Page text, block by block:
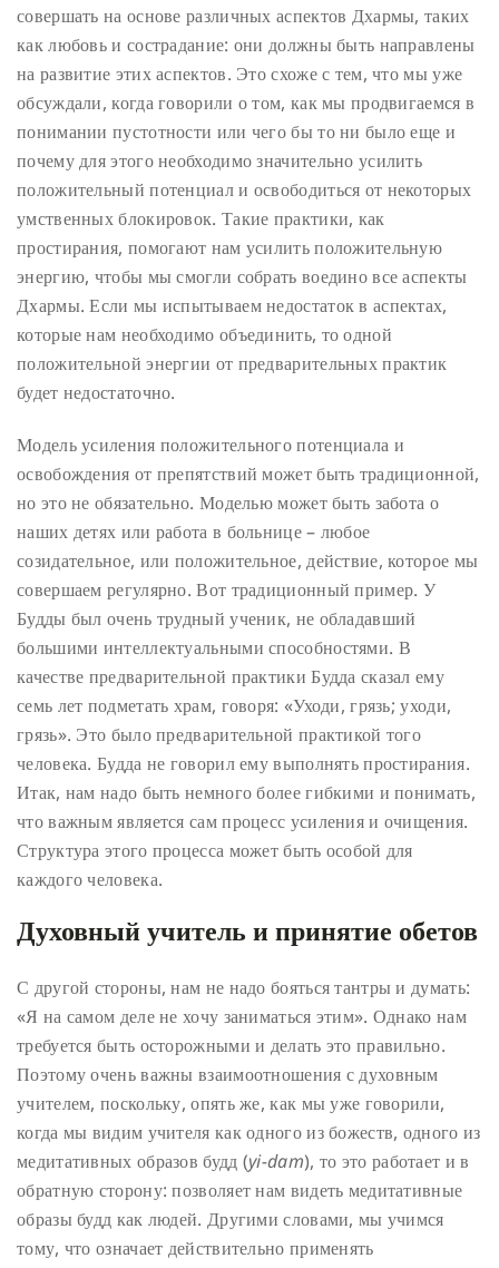
совершать на основе различных аспектов Дхармы, таких
как любовь и сострадание: они должны быть направлены
на развитие этих аспектов. Это схоже с тем, что мы уже
обсуждали, когда говорили о том, как мы продвигаемся в
понимании пустотности или чего бы то ни было еще и
почему для этого необходимо значительно усилить
положительный потенциал и освободиться от некоторых
умственных блокировок. Такие практики, как
простирания, помогают нам усилить положительную
энергию, чтобы мы смогли собрать воедино все аспекты
Дхармы. Если мы испытываем недостаток в аспектах,
которые нам необходимо объединить, то одной
положительной энергии от предварительных практик
будет недостаточно.
Модель усиления положительного потенциала и
освобождения от препятствий может быть традиционной,
но это не обязательно. Моделью может быть забота о
наших детях или работа в больнице – любое
созидательное, или положительное, действие, которое мы
совершаем регулярно. Вот традиционный пример. У
Будды был очень трудный ученик, не обладавший
большими интеллектуальными способностями. В
качестве предварительной практики Будда сказал ему
семь лет подметать храм, говоря: «Уходи, грязь; уходи,
грязь». Это было предварительной практикой того
человека. Будда не говорил ему выполнять простирания.
Итак, нам надо быть немного более гибкими и понимать,
что важным является сам процесс усиления и очищения.
Структура этого процесса может быть особой для
каждого человека.
Духовный учитель и принятие обетов
С другой стороны, нам не надо бояться тантры и думать:
«Я на самом деле не хочу заниматься этим». Однако нам
требуется быть осторожными и делать это правильно.
Поэтому очень важны взаимоотношения с духовным
учителем, поскольку, опять же, как мы уже говорили,
когда мы видим учителя как одного из божеств, одного из
медитативных образов будд (yi-dam), то это работает и в
обратную сторону: позволяет нам видеть медитативные
образы будд как людей. Другими словами, мы учимся
тому, что означает действительно применять